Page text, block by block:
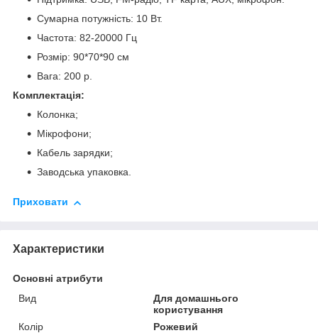
Сумарна потужність: 10 Вт.
Частота: 82-20000 Гц
Розмір: 90*70*90 см
Вага: 200 р.
Комплектація:
Колонка;
Мікрофони;
Кабель зарядки;
Заводська упаковка.
Приховати
Характеристики
Основні атрибути
Вид
Для домашнього
користування
Колір
Рожевий